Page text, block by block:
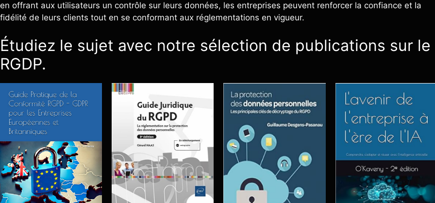
en offrant aux utilisateurs un contrôle sur leurs données, les entreprises peuvent renforcer la confiance et la
fidélité de leurs clients tout en se conformant aux réglementations en vigueur.
Étudiez le sujet avec notre sélection de publications sur le
RGDP.